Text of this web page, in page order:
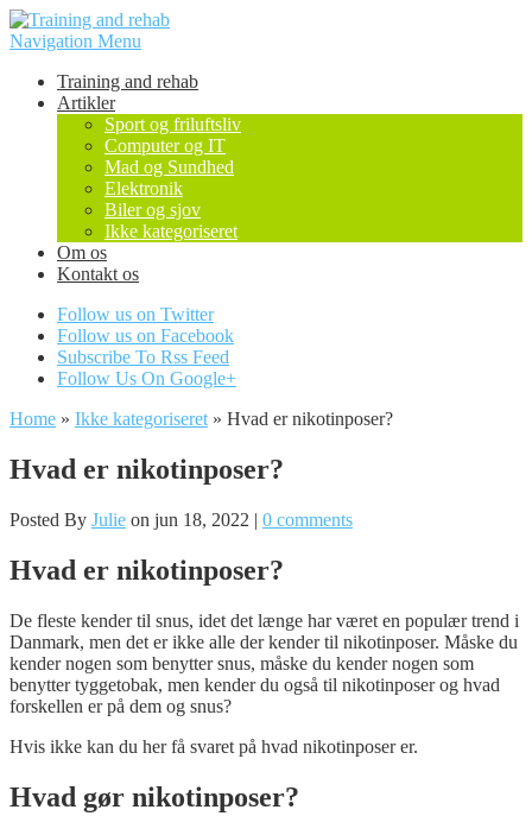
Navigation Menu
Training and rehab
Artikler
Sport og friluftsliv
Computer og IT
Mad og Sundhed
Elektronik
Biler og sjov
Ikke kategoriseret
Om os
Kontakt os
Follow us on Twitter
Follow us on Facebook
Subscribe To Rss Feed
Follow Us On Google+
Home » Ikke kategoriseret » Hvad er nikotinposer?
Hvad er nikotinposer?
Posted By Julie on jun 18, 2022 | 0 comments
Hvad er nikotinposer?
De fleste kender til snus, idet det længe har været en populær trend i
Danmark, men det er ikke alle der kender til nikotinposer. Måske du
kender nogen som benytter snus, måske du kender nogen som
benytter tyggetobak, men kender du også til nikotinposer og hvad
forskellen er på dem og snus?
Hvis ikke kan du her få svaret på hvad nikotinposer er.
Hvad gør nikotinposer?